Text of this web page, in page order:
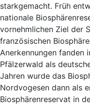
starkgemacht. Früh
nationale
vornehmlichen Ziel der
französischen
Anerkennungen fanden
Pfälzerwald als
Jahren wurde das
Nordvogesen dann als
Biosphärenreservat in